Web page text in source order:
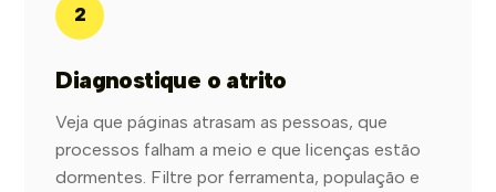
2
Diagnostique o atrito
Veja que páginas atrasam as pessoas, que
processos falham a meio e que licenças estão
dormentes. Filtre por ferramenta, população e